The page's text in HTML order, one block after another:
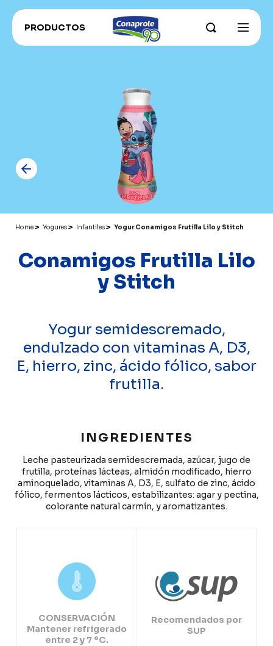
PRODUCTOS
Parque Industrial
Nuestros campos y productores
Sustentabilidad e innovación
Grass Fed
Historia
CONAHORRO
RECETAS
RECOMENDADOS ADU
CATÁLOGO PRODUCTOS
Home Yogures Infantiles Yogur Conamigos Frutilla Lilo y Stitch
Conamigos Frutilla Lilo
y Stitch
Yogur semidescremado,
endulzado con vitaminas A, D3,
E, hierro, zinc, ácido fólico, sabor
frutilla.
INGREDIENTES
Leche pasteurizada semidescremada, azúcar, jugo de
frutilla, proteínas lácteas, almidón modificado, hierro
aminoquelado, vitaminas A, D3, E, sulfato de zinc, ácido
fólico, fermentos lácticos, estabilizantes: agar y pectina,
colorante natural carmín, y aromatizantes.
CONSERVACIÓN
Mantener refrigerado
entre 2 y 7 ºC.
Recomendados por
SUP